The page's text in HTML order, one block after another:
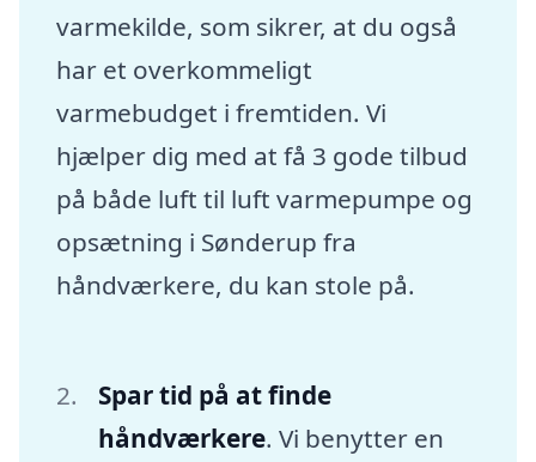
varmekilde, som sikrer, at du også
har et overkommeligt
varmebudget i fremtiden. Vi
hjælper dig med at få 3 gode tilbud
på både luft til luft varmepumpe og
opsætning i Sønderup fra
håndværkere, du kan stole på.
Spar tid på at finde
håndværkere. Vi benytter en